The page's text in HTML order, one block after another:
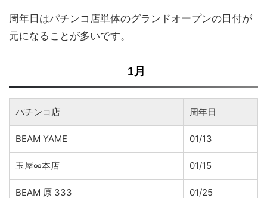
周年日はパチンコ店単体のグランドオープンの日付が
元になることが多いです。
1月
パチンコ店 周年日
BEAM YAME 01/13
玉屋∞本店 01/15
BEAM 原 333 01/25